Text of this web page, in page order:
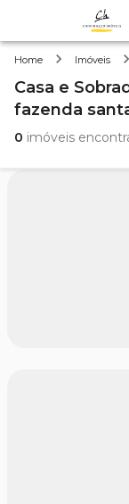
Home Imóveis
Casa e
fazenda
0 imóveis